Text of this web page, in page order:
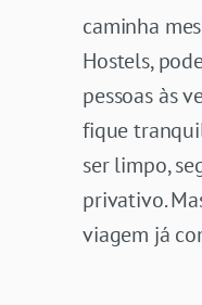
caminha
Hostels,
pessoas às
fique
ser limpo,
privativo.
viagem já